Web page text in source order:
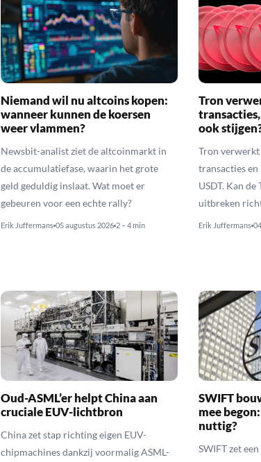
Niemand wil nu altcoins kopen:
wanneer kunnen de koersen
weer vlammen?
Newsbit-analist ziet de altcoinmarkt in
de accumulatiefase, waarin het grote
geld geduldig inslaat. Wat moet er
gebeuren voor een echte rally?
Erik Juffermans 05 augustus 2026 2 – 4 min
Tron
ook
Tron
transacties
USDT. Kan
uitbreken
Erik Juffermans
Oud-ASML’er helpt China aan
cruciale EUV-lichtbron
China zet stap richting eigen EUV-
chipmachines dankzij voormalig ASML-
SWIFT
mee
nuttig?
SWIFT zet